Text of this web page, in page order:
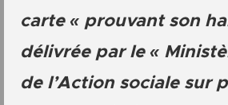
carte « prouvant son
délivrée par le «
de l’Action sociale sur